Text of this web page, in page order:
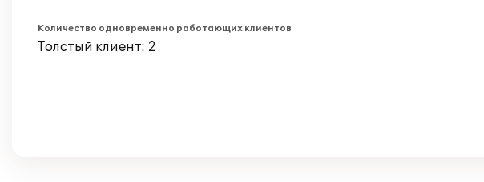
Количество одновременно работающих клиентов
Толстый клиент: 2